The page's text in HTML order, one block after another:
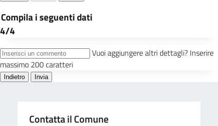
Contatta il Comune